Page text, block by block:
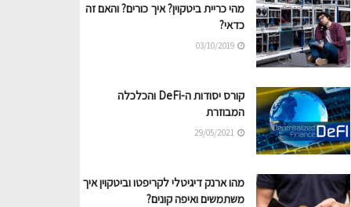
מהי כריית ביטקוין? איך כורים? והאם זה
כדאי?
קורס יסודות ה-DeFi והכלכלה
המבוזרת
מהו ארנק דיגיטלי לקריפטו וביטקוין איך
משתמשים ואיפה קונים?